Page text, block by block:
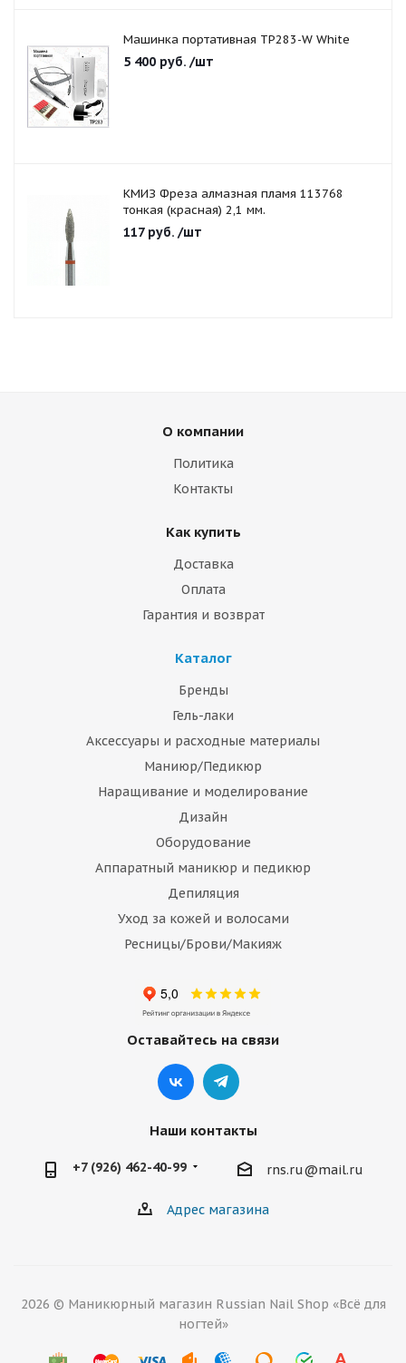
Машинка портативная TP283-W White
5 400 руб. /шт
КМИЗ Фреза алмазная пламя 113768
тонкая (красная) 2,1 мм.
117руб. /шт
О компании
Политика
Контакты
Как купить
Доставка
Оплата
Гарантия и возврат
Каталог
Бренды
Гель-лаки
Аксессуары и расходные материалы
Маниюр/Педикюр
Наращивание и моделирование
Дизайн
Оборудование
Аппаратный маникюр и педикюр
Депиляция
Уход за кожей и волосами
Ресницы/Брови/Макияж
Оставайтесь на связи
Наши контакты
+7 (926) 462-40-99 rns.ru@mail.ru
Адрес магазина
2026 © Маникюрный магазин Russian Nail Shop «Всё для
ногтей»